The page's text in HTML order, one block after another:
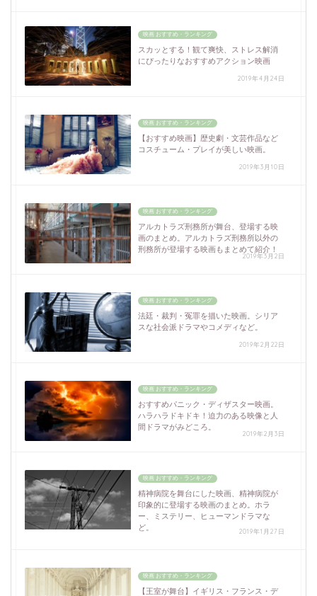
映画 おすすめ・ランキング
スカッとする！観て爽快、ストレス解消
にぴったりなおすすめアクション映画
2019年4月24日
映画 おすすめ・ランキング
【おすすめ映画】歴史劇・文芸作品など
コスチューム・プレイが美しい映画。
2019年3月10日
映画 おすすめ・ランキング
アルカトラズ刑務所が舞台、登場する映
画のまとめ。アルカトラズ刑務所以外の
刑務所が登場する映画もまとめて紹介！
2019年3月2日
映画 おすすめ・ランキング
法廷・裁判・冤罪を描いた映画。シリア
スな社会派ドラマやコメディなど。
2019年2月22日
映画 おすすめ・ランキング
おすすめパニック・ディザスター映画。
ハラハラドキドキ！迫力のある映像と人
間ドラマがみどころ。
2019年2月3日
映画 おすすめ・ランキング
精神病院を舞台にした映画、精神病院が
印象的に登場する映画のまとめ。ホラ
ー、ミステリー、ヒューマンドラマな
ど。
2019年1月27日
映画 おすすめ・ランキング
【王室が舞台】イギリス・フランス・デ